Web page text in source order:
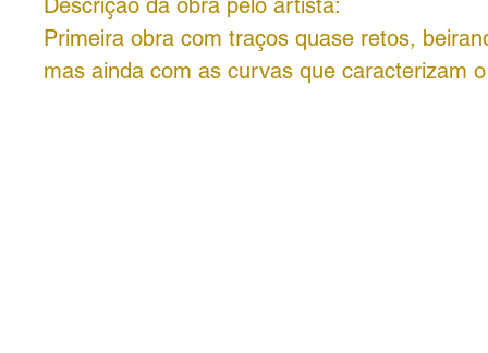
Descrição da obra pelo artista:
Primeira obra com traços quase retos,
mas ainda com as curvas que caracterizam